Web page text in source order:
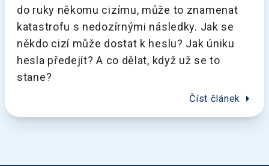
do ruky někomu cizímu, může to znamenat
katastrofu s nedozírnými následky. Jak se
někdo cizí může dostat k heslu? Jak úniku
hesla předejít? A co dělat, když už se to
stane?
Číst článek arrow_right